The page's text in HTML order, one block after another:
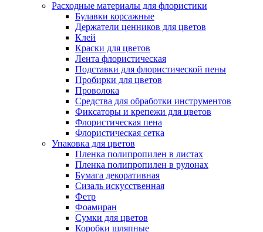
Расходные материалы для флористики
Булавки корсажные
Держатели ценников для цветов
Клей
Краски для цветов
Лента флористическая
Подставки для флористической пены
Пробирки для цветов
Проволока
Средства для обработки инструментов
Фиксаторы и крепежи для цветов
Флористическая пена
Флористическая сетка
Упаковка для цветов
Пленка полипропилен в листах
Пленка полипропилен в рулонах
Бумага декоративная
Сизаль искусственная
Фетр
Фоамиран
Сумки для цветов
Коробки шляпные